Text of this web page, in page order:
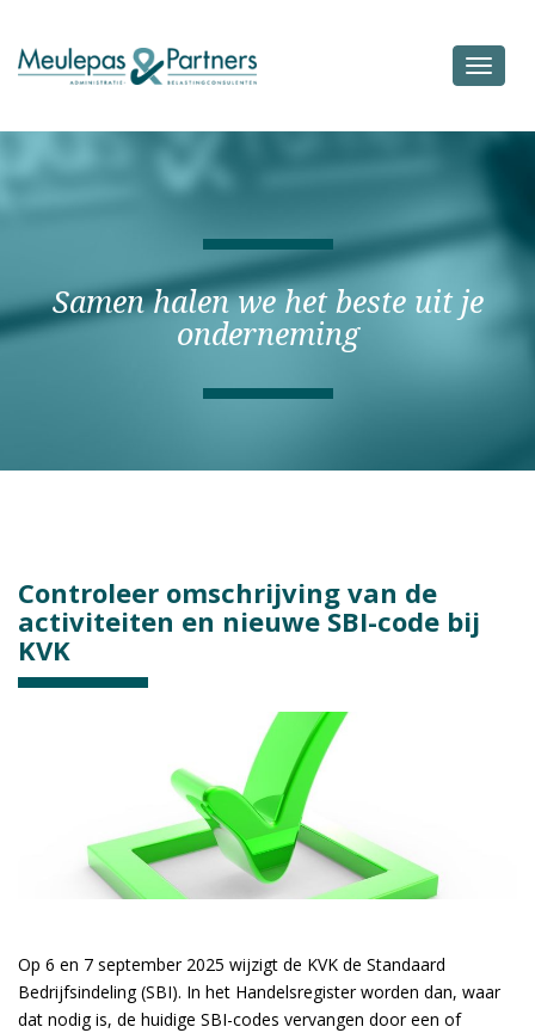
Toggle
Samen halen we het beste uit je
onderneming
Controleer omschrijving van de
activiteiten en nieuwe SBI-code bij
KVK
Op 6 en 7 september 2025 wijzigt de KVK de Standaard
Bedrijfsindeling (SBI). In het Handelsregister worden dan, waar
dat nodig is, de huidige SBI-codes vervangen door een of